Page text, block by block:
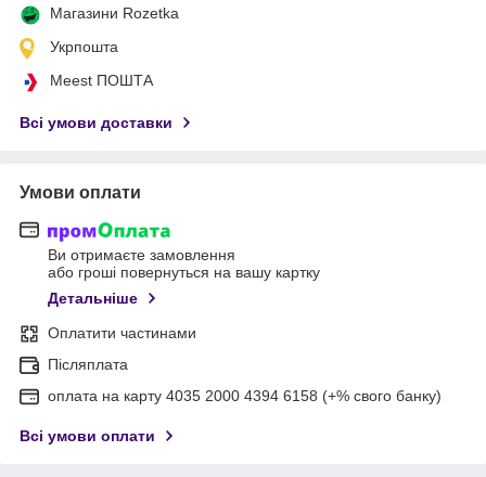
Магазини Rozetka
Укрпошта
Meest ПОШТА
Всі умови доставки
Умови оплати
Ви отримаєте замовлення
або гроші повернуться на вашу картку
Детальніше
Оплатити частинами
Післяплата
оплата на карту 4035 2000 4394 6158 (+% свого банку)
Всі умови оплати